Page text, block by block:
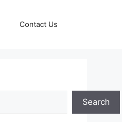
Contact Us
Search